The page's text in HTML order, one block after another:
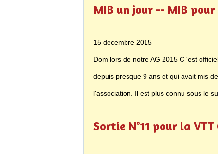
MIB un jour -- MIB
15 décembre 2015
Dom lors de notre AG 2015 C 'est
depuis presque 9 ans et qui avait mis
l'association. Il est plus connu sous le
Sortie N°11 pour la VTT